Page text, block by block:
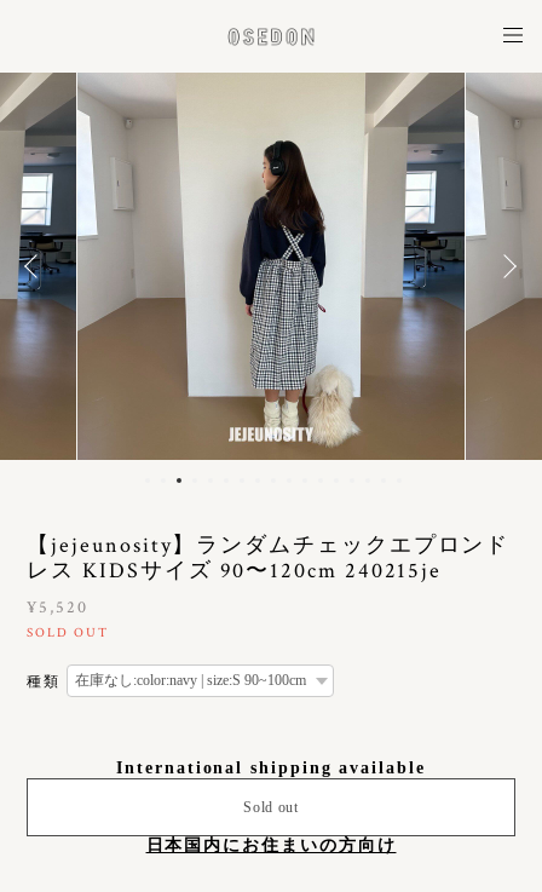
【jejeunosity】ランダムチェックエプロンド
レス KIDSサイズ 90〜120cm 240215je
¥5,520
SOLD OUT
種類
International shipping available
Sold out
日本国内にお住まいの方向け